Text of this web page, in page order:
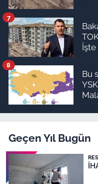
7
Bu
8
Geçen Yıl Bugün